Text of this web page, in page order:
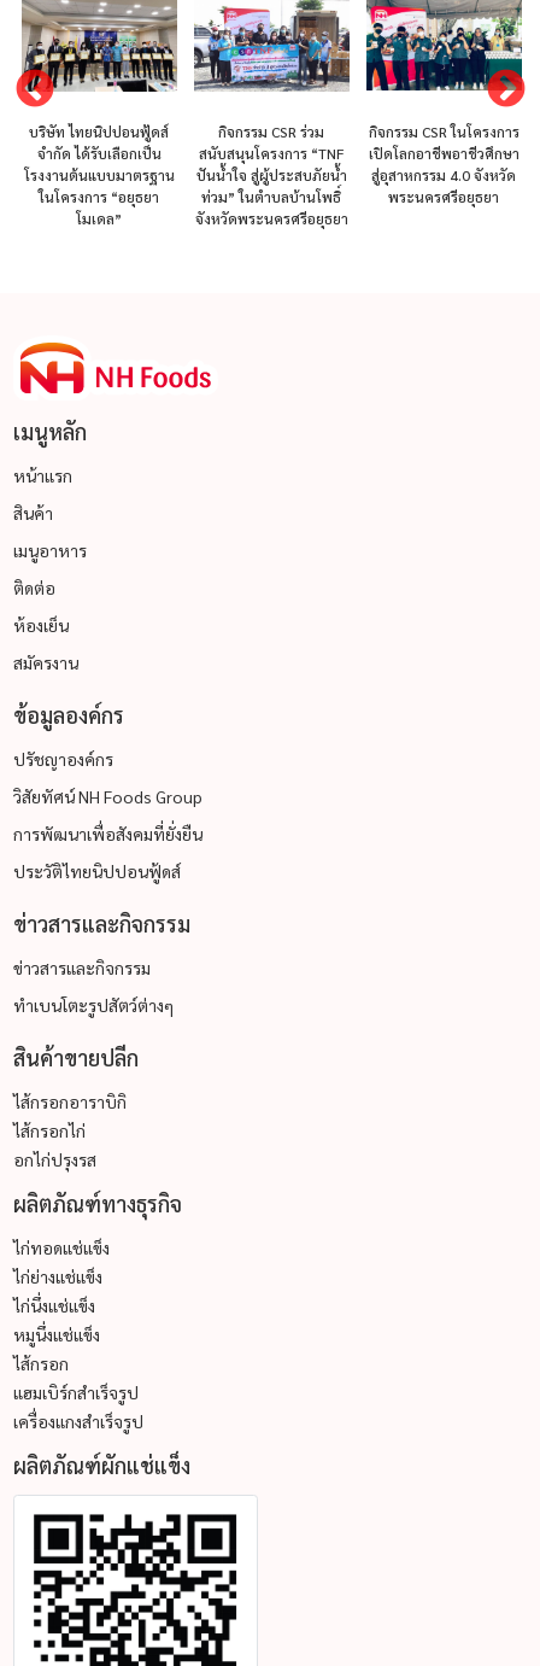
บริษัท ไทยนิปปอนฟู้ดส์
จำกัด ได้รับเลือกเป็น
โรงงานต้นแบบมาตรฐาน
ในโครงการ “อยุธยา
โมเดล”
กิจกรรม CSR ร่วม
สนับสนุนโครงการ “TNF
ปันน้ำใจ สู่ผู้ประสบภัยน้ำ
ท่วม” ในตำบลบ้านโพธิ์
จังหวัดพระนครศรีอยุธยา
กิจกรรม CSR ในโครงการ
เปิดโลกอาชีพอาชีวศึกษา
สู่อุสาหกรรม 4.0 จังหวัด
พระนครศรีอยุธยา
เมนูหลัก
หน้าแรก
สินค้า
เมนูอาหาร
ติดต่อ
ห้องเย็น
สมัครงาน
ข้อมูลองค์กร
ปรัชญาองค์กร
วิสัยทัศน์ NH Foods Group
การพัฒนาเพื่อสังคมที่ยั่งยืน
ประวัติไทยนิปปอนฟู้ดส์
ข่าวสารและกิจกรรม
ข่าวสารและกิจกรรม
ทำเบนโตะรูปสัตว์ต่างๆ
สินค้าขายปลีก
ไส้กรอกอาราบิกิ
ไส้กรอกไก่
อกไก่ปรุงรส
ผลิตภัณฑ์ทางธุรกิจ
ไก่ทอดแช่แข็ง
ไก่ย่างแช่แข็ง
ไก่นึ่งแช่แข็ง
หมูนึ่งแช่แข็ง
ไส้กรอก
แฮมเบิร์กสำเร็จรูป
เครื่องแกงสำเร็จรูป
ผลิตภัณฑ์ผักแช่แข็ง